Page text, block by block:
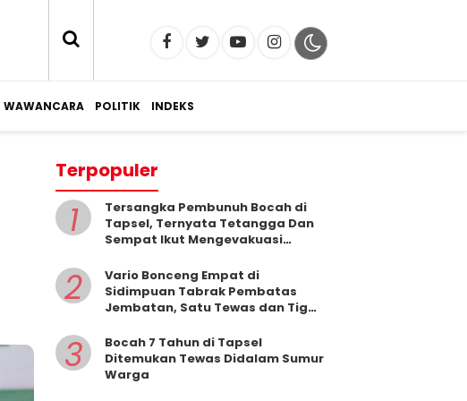
WAWANCARA POLITIK INDEKS
Terpopuler
1
Tersangka Pembunuh Bocah di
Tapsel, Ternyata Tetangga Dan
Sempat Ikut Mengevakuasi
2
Vario Bonceng Empat di
Sidimpuan Tabrak Pembatas
Jembatan, Satu Tewas dan Tiga
3
Bocah 7 Tahun di Tapsel
Ditemukan Tewas Didalam Sumur
Warga